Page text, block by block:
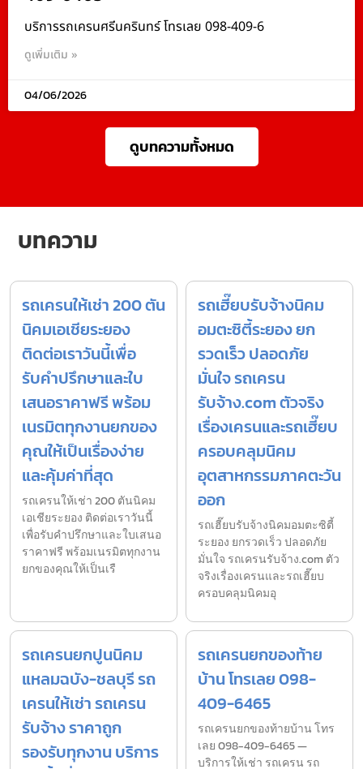
บริการรถเครนศรีนครินทร์ โทรเลย 098-409-6
ดูเพิ่มเติม »
04/06/2026
ดูบทความทั้งหมด
บทความ
รถเครนให้เช่า 200 ตัน
นิคมเอเชียระยอง
ติดต่อเราวันนี้เพื่อ
รับคำปรึกษาและใบ
เสนอราคาฟรี พร้อม
เนรมิตทุกงานยกของ
คุณให้เป็นเรื่องง่าย
และคุ้มค่าที่สุด
รถเครนให้เช่า 200 ตันนิคม
เอเชียระยอง ติดต่อเราวันนี้
เพื่อรับคำปรึกษาและใบเสนอ
ราคาฟรี พร้อมเนรมิตทุกงาน
ยกของคุณให้เป็นเรื
รถเฮี๊ยบรับจ้างนิคม
อมตะซิตี้ระยอง ยก
รวดเร็ว ปลอดภัย
มั่นใจ รถเครน
รับจ้าง.com ตัวจริง
เรื่องเครนและรถเฮี๊ยบ
ครอบคลุมนิคม
อุตสาหกรรมภาคตะวัน
ออก
รถเฮี๊ยบรับจ้างนิคมอมตะซิตี้
ระยอง ยกรวดเร็ว ปลอดภัย
มั่นใจ รถเครนรับจ้าง.com ตัว
จริงเรื่องเครนและรถเฮี๊ยบ
ครอบคลุมนิคมอุ
รถเครนยกปูนนิคม
แหลมฉบัง-ชลบุรี รถ
เครนให้เช่า รถเครน
รับจ้าง ราคาถูก
รองรับทุกงาน บริการ
รถเครนยกของท้าย
บ้าน โทรเลย 098-
409-6465
รถเครนยกของท้ายบ้าน โทร
เลย 098-409-6465 —
บริการให้เช่า รถเครน รถ